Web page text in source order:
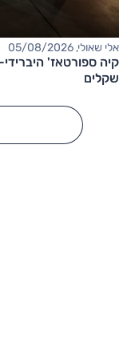
אלי שאולי, 05/08/2026
שקלים